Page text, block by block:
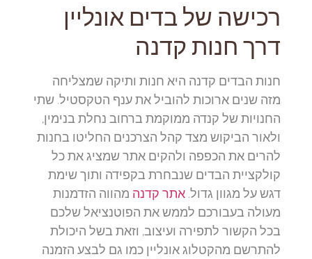
רכישה של בדים אונליין
דרך חנות קדנה
חנות הבדים קדנה היא חנות ותיקה שמצליחה
מזה שנים ארוכות להוביל את ענף הטקסטיל. שתי
החנויות של קנדה ממוקמת ברחוב נחלת בנימין,
ולאור הביקוש מצד קהל הצרכנים החליטו בחנות
להרים את הכפפה ולהקים אתר שמציג את כל
קולקציית הבדים שנבחרת בקפידה ותוך שימת
דגש על מגוון גדול.אתר קדנהמהווה הזדמנות
מעולה בעבורכם לממש את הפוטנציאל שלכם
בכל הקשור לתפירה ועיצוב, וזאת בשל היכולת
להתרשם מהקטלוג אונליין כמו גם לבצע הזמנה